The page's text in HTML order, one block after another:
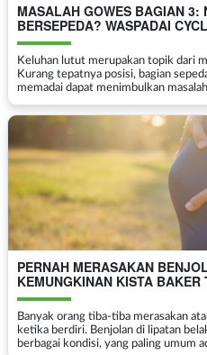
MASALAH GOWES BAGIAN 3:
BERSEPEDA? WASPADAI
Keluhan lutut merupakan topik dari
Kurang tepatnya posisi, bagian
memadai dapat menimbulkan masalah pada
PERNAH MERASAKAN
KEMUNGKINAN KISTA BAKER
Banyak orang tiba-tiba merasakan
ketika berdiri. Benjolan di lipatan
berbagai kondisi, yang paling umum